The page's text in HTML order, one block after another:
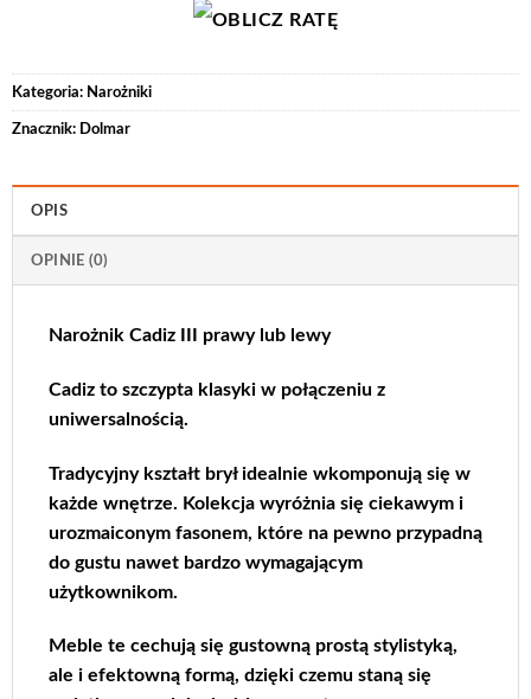
Kategoria: Narożniki
Znacznik: Dolmar
OPIS
OPINIE (0)
Narożnik Cadiz III prawy lub lewy
Cadiz to szczypta klasyki w połączeniu z
uniwersalnością.
Tradycyjny kształt brył idealnie wkomponują się w
każde wnętrze. Kolekcja wyróżnia się ciekawym i
urozmaiconym fasonem, które na pewno przypadną
do gustu nawet bardzo wymagającym
użytkownikom.
Meble te cechują się gustowną prostą stylistyką,
ale i efektowną formą, dzięki czemu staną się